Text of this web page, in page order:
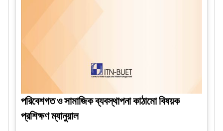
পরিবেশগত ও সামাজিক ব্যবস্থাপনা কাঠামো বিষয়ক
প্রশিক্ষণ ম্যানুয়াল